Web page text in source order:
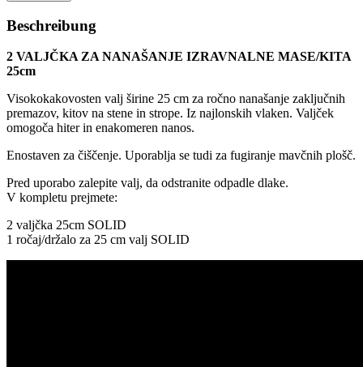
Beschreibung
2 VALJČKA ZA NANAŠANJE IZRAVNALNE MASE/KITA
25cm
Visokokakovosten valj širine 25 cm za ročno nanašanje zaključnih
premazov, kitov na stene in strope. Iz najlonskih vlaken. Valjček
omogoča hiter in enakomeren nanos.
Enostaven za čiščenje. Uporablja se tudi za fugiranje mavčnih plošč.
Pred uporabo zalepite valj, da odstranite odpadle dlake.
V kompletu prejmete:
2 valjčka 25cm SOLID
1 ročaj/držalo za 25 cm valj SOLID